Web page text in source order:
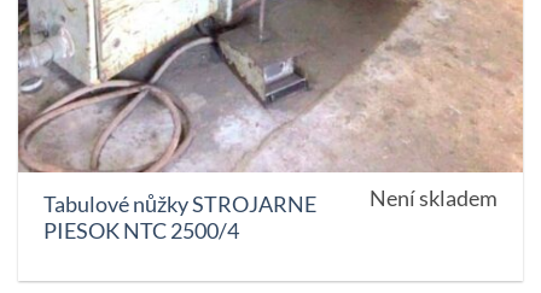
Tabulové nůžky STROJARNE
PIESOK NTC 2500/4
Není skladem